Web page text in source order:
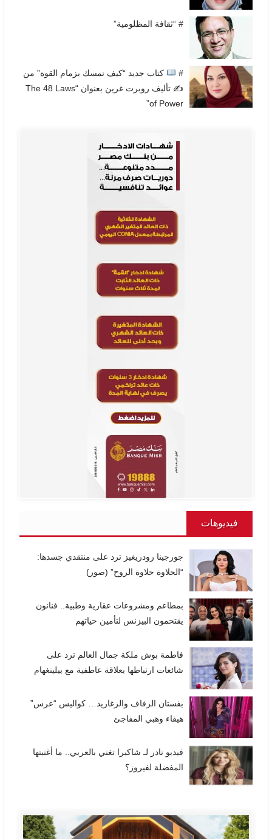
# “ثقافة المظلومية”
#
كتاب جديد “كيف تمسك بزمام القوة” من
✍
تأليف روبرت غرين بعنوان “The 48 Laws
of Power”
فيديوهات
جورجينا رودريغيز ترد على منتقدي جسدها:
“الحلاوة حلاوة الروح” (صور)
بمطاعم ومشروعات عقارية وطبية.. فنانون
يقتحمون البيزنس لتأمين حياتهم
فاطمة بوش ملكة جمال العالم ترد على
شائعات ارتباطها بعلاقة عاطفية مع بيلينغهام
بفستان الزفاف والزغاريد… كواليس “عرس”
هيفاء وهبي المفاجئ
فيديو نادر لـ شاكيرا تغني بالعربي.. ما أغنيتها
المفضلة لفيروز؟